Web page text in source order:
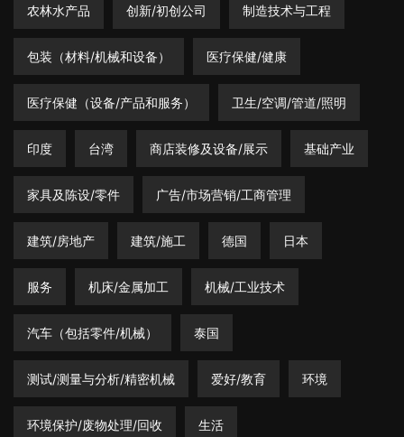
农林水产品 创新/初创公司 制造技术与工程
包装（材料/机械和设备） 医疗保健/健康
医疗保健（设备/产品和服务） 卫生/空调/管道/照明
印度 台湾 商店装修及设备/展示 基础产业
家具及陈设/零件 广告/市场营销/工商管理
建筑/房地产 建筑/施工 德国 日本
服务 机床/金属加工 机械/工业技术
汽车（包括零件/机械） 泰国
测试/测量与分析/精密机械 爱好/教育 环境
环境保护/废物处理/回收 生活